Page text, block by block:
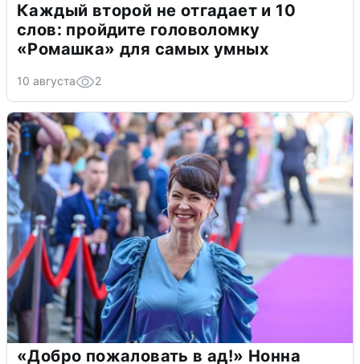
Каждый второй не отгадает и 10
слов: пройдите головоломку
«Ромашка» для самых умных
10 августа 2
«Добро пожаловать в ад!» Нонна